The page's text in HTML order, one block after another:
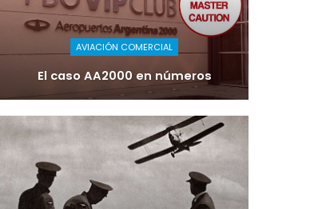
AVIACIÓN COMERCIAL
El caso AA2000 en números